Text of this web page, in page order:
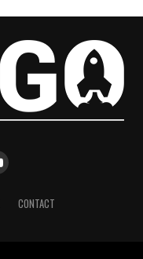
CONTACT